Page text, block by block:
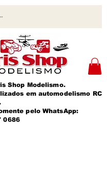
Shop Modelismo.
em automodelismo RC
pelo WhatsApp:
0686